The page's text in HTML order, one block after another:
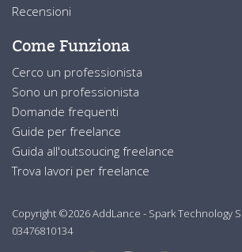
Recensioni
Come Funziona
Cerco un professionista
Sono un professionista
Domande frequenti
Guide per freelance
Guida all'outsoucing freelance
Trova lavori per freelance
Copyright ©2026 AddLance - Spark Technology
03476810134